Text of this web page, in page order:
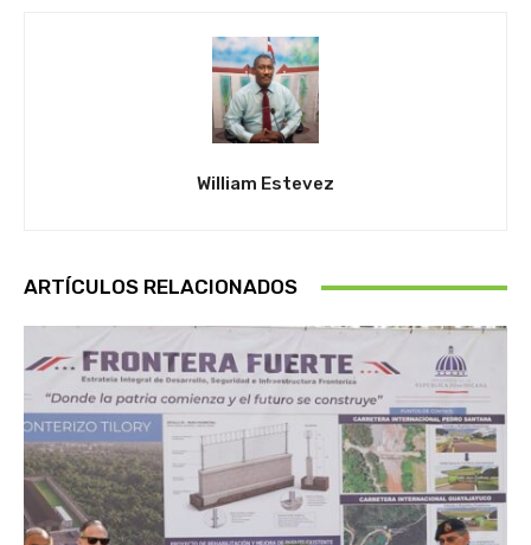
William Estevez
ARTÍCULOS RELACIONADOS